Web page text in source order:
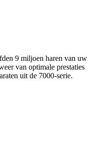
9 miljoen haren van uw
van optimale prestaties
uit de 7000-serie.